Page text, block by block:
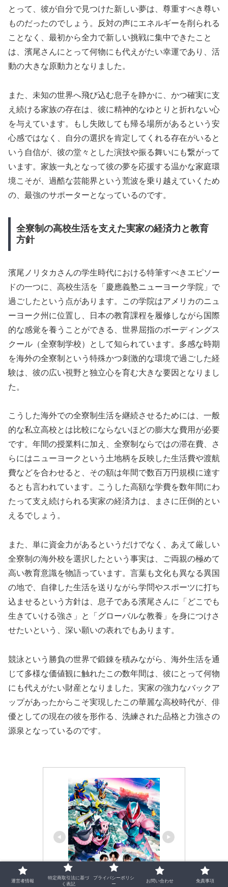
とって、彼が自分で見つけた新しい夢は、尊重すべき尊い
ものだったのでしょう。反対の声にエネルギーを削られる
ことなく、最初から全力で新しい挑戦に集中できたこと
は、濱尾さんにとって何物にも代えがたい幸運であり、活
動の大きな原動力となりました。
また、未知の世界へ飛び込む息子を静かに、かつ確実に支
え続ける家族の存在は、彼に精神的なゆとりと折れない心
を与えています。もし失敗しても帰る場所があるという安
心感ではなく、自分の選択を肯定してくれる存在がいると
いう自信が、彼の堂々とした演技や振る舞いにも繋がって
います。家族一丸となって彼の夢を応援する温かな家庭環
境こそが、過酷な芸能界という荒波を乗り越えていくため
の、最強のサポーターとなっているのです。
全寮制の高校生活を支えた実家の経済力と教育
方針
濱尾ノリタカさんの学生時代における特筆すべきエピソー
ドの一つに、高校生活を「慶應義塾ニューヨーク学院」で
過ごしたという点があります。この学院はアメリカのニュ
ーヨーク州に位置し、日本の教育課程を履修しながら国際
的な感覚を養うことができる、世界屈指のボーディングス
クール（全寮制学校）として知られています。多感な時期
を海外の全寮制という特殊かつ刺激的な環境で過ごした経
験は、彼の広い視野と独立心を育む大きな要因となりまし
た。
こうした海外での全寮制生活を継続させるためには、一般
的な私立高校とは比較にならないほどの膨大な費用が必要
です。年間の授業料に加え、全寮制ならではの滞在費、さ
らにはニューヨークという土地柄を反映した生活費や渡航
費などを合わせると、その額は年間で数百万円規模に達す
るとも言われています。こうした高額な学費を数年間にわ
たって支え続けられる実家の経済力は、まさに圧倒的とい
えるでしょう。
また、単に資金力があるというだけでなく、あえて厳しい
全寮制の海外校を選択したという事実は、ご両親の極めて
高い教育意識を物語っています。言葉も文化も異なる異国
の地で、自律した生活を送りながら学問やスポーツに打ち
込ませるという方針は、息子である濱尾さんに「どこでも
生きていける強さ」と「グローバルな教養」を身につけさ
せたいという、深い願いの表れでもあります。
競泳という勝負の世界で鍛錬を積みながら、海外生活を通
じて多様な価値観に触れたこの数年間は、彼にとって何物
にも代えがたい財産となりました。実家の強力なバックア
ップがあったからこそ実現したこの華麗な高校時代が、俳
優としての現在の彼を形作る、洗練された品格と力強さの
源泉となっているのです。
運営者情報
特定商取引法に基づ
く表記
プライバシーポリシ
ー
お問い合わせ 免責事項